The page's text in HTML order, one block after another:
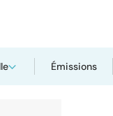
Émissions